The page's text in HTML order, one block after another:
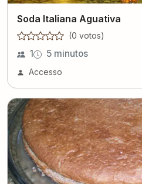
Soda Italiana Aguativa
(0 votos)
1 5 minutos
Accesso